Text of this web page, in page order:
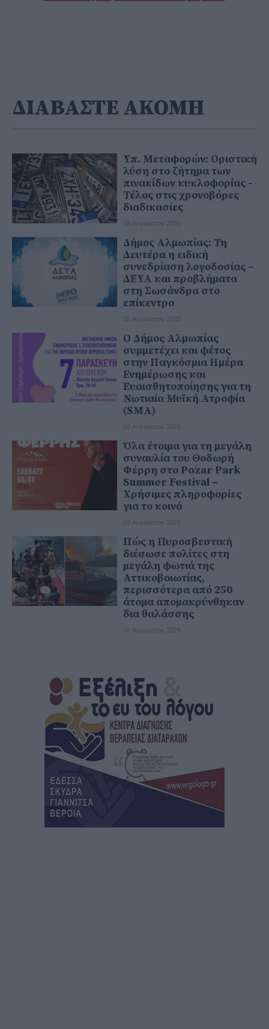
ΔΙΑΒΑΣΤΕ ΑΚΟΜΗ
Υπ. Μεταφορών: Οριστική
λύση στο ζήτημα των
πινακίδων κυκλοφορίας -
Τέλος στις χρονοβόρες
διαδικασίες
09 Αυγούστου 2026
Δήμος Αλμωπίας: Τη
Δευτέρα η ειδική
συνεδρίαση λογοδοσίας –
ΔΕΥΑ και προβλήματα
στη Σωσάνδρα στο
επίκεντρο
08 Αυγούστου 2026
Ο Δήμος Αλμωπίας
συμμετέχει και φέτος
στην Παγκόσμια Ημέρα
Ενημέρωσης και
Ευαισθητοποίησης για τη
Νωτιαία Μυϊκή Ατροφία
(SMA)
08 Αυγούστου 2026
Όλα έτοιμα για τη μεγάλη
συναυλία του Θοδωρή
Φέρρη στο Pozar Park
Summer Festival –
Χρήσιμες πληροφορίες
για το κοινό
08 Αυγούστου 2026
Πώς η Πυροσβεστική
διέσωσε πολίτες στη
μεγάλη φωτιά της
Αττικοβοιωτίας,
περισσότερα από 250
άτομα απομακρύνθηκαν
δια θαλάσσης
08 Αυγούστου 2026